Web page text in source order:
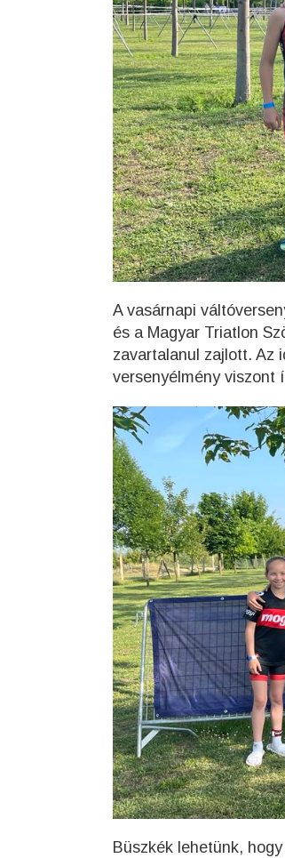
A vasárnapi
és a Magyar Triatlon
zavartalanul zajlott. Az
versenyélmény viszont
Büszkék lehetünk,